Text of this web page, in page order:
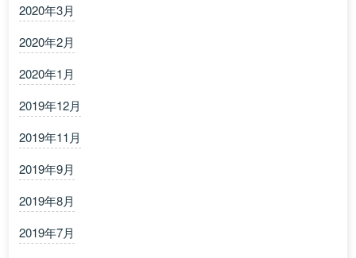
2020年3月
2020年2月
2020年1月
2019年12月
2019年11月
2019年9月
2019年8月
2019年7月